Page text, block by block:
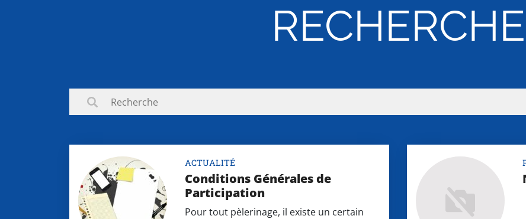
RECHERCHE
ACTUALITÉ
Conditions Générales de
Participation
Pour tout pèlerinage, il existe un certain